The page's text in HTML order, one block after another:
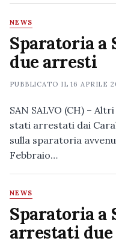
NEWS
Sparatoria a
due arresti
PUBBLICATO IL16 APRILE
SAN SALVO (CH) –
stati arrestati dai
sulla sparatoria
Febbraio…
NEWS
Sparatoria a
arrestati due